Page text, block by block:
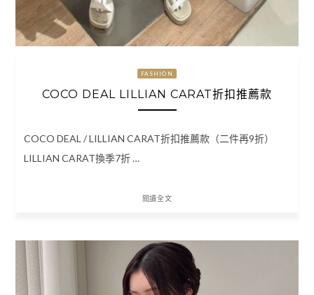
FASHION
COCO DEAL LILLIAN CARAT折扣推薦款
COCO DEAL / LILLIAN CARAT折扣推薦款（二件再9折）
LILLIAN CARAT換季7折 …
閱讀全文